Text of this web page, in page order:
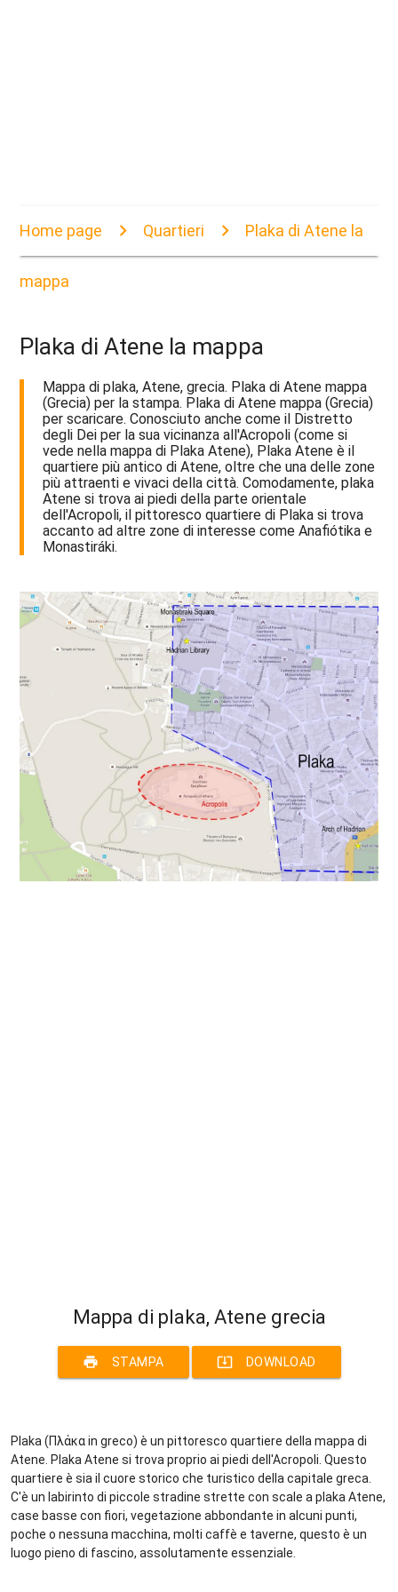
Home page Quartieri Plaka di Atene la
mappa
Plaka di Atene la mappa
Mappa di plaka, Atene, grecia. Plaka di Atene mappa
(Grecia) per la stampa. Plaka di Atene mappa (Grecia)
per scaricare. Conosciuto anche come il Distretto
degli Dei per la sua vicinanza all'Acropoli (come si
vede nella mappa di Plaka Atene), Plaka Atene è il
quartiere più antico di Atene, oltre che una delle zone
più attraenti e vivaci della città. Comodamente, plaka
Atene si trova ai piedi della parte orientale
dell'Acropoli, il pittoresco quartiere di Plaka si trova
accanto ad altre zone di interesse come Anafiótika e
Monastiráki.
Mappa di plaka, Atene grecia
print STAMPA system_update_alt DOWNLOAD
Plaka (Πλάκα in greco) è un pittoresco quartiere della mappa di
Atene. Plaka Atene si trova proprio ai piedi dell'Acropoli. Questo
quartiere è sia il cuore storico che turistico della capitale greca.
C'è un labirinto di piccole stradine strette con scale a plaka Atene,
case basse con fiori, vegetazione abbondante in alcuni punti,
poche o nessuna macchina, molti caffè e taverne, questo è un
luogo pieno di fascino, assolutamente essenziale.